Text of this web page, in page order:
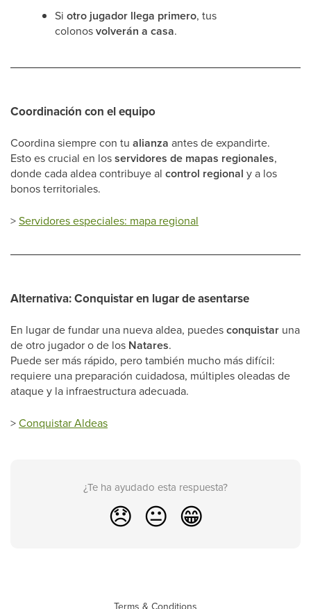
Si otro jugador llega primero, tus
colonosvolverán a casa.
Coordinación con el equipo
Coordina siempre con tu alianza antes de expandirte.
Esto es crucial en losservidores de mapas regionales,
donde cada aldea contribuye al control regional y a los
bonos territoriales.
>Servidores especiales: mapa regional
Alternativa: Conquistar en lugar de asentarse
En lugar de fundar una nueva aldea, puedesconquistar una
de otro jugador o de los Natares.
Puede ser más rápido, pero también mucho más difícil:
requiere una preparación cuidadosa, múltiples oleadas de
ataque y la infraestructura adecuada.
>Conquistar Aldeas
¿Te ha ayudado esta respuesta?
😞 😐 😁
Terms & Conditions